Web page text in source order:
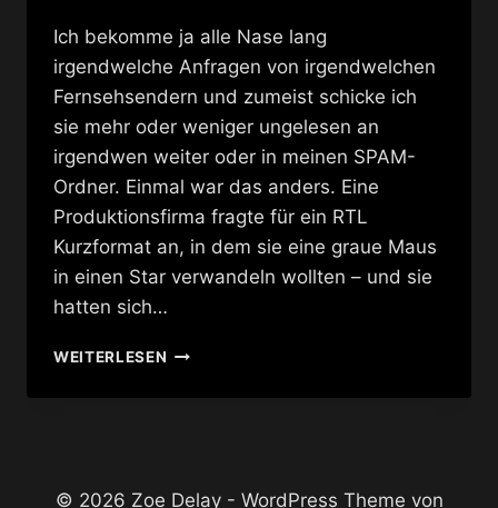
Ich bekomme ja alle Nase lang
irgendwelche Anfragen von irgendwelchen
Fernsehsendern und zumeist schicke ich
sie mehr oder weniger ungelesen an
irgendwen weiter oder in meinen SPAM-
Ordner. Einmal war das anders. Eine
Produktionsfirma fragte für ein RTL
Kurzformat an, in dem sie eine graue Maus
in einen Star verwandeln wollten – und sie
hatten sich…
WEITERLESENDREHARBEITEN
BRANDENBURGER
© 2026 Zoe Delay - WordPress Theme von